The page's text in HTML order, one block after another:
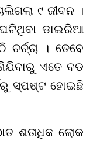
୯ ଜୀବନ ।
ଡାଇରିଆ
ଚର୍ଚ୍ଚା । ତେବେ
ଏତେ ବଡ
ସ୍ପଷ୍ଟ ହୋଇଛି
ଶତାଧିକ ଲୋକ